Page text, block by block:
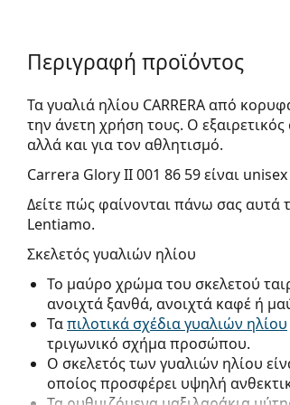
Περιγραφή προϊόντος
Τα γυαλιά ηλίου CARRERA από
την άνετη χρήση τους. Ο
αλλά και για τον αθλητισμό.
Carrera Glory II 001 86 59είναι
Δείτε πώς φαίνονται πάνω σας αυτά
Lentiamo.
Σκελετός γυαλιών ηλίου
Το μαύρο χρώμα του σκελετού
ανοιχτά ξανθά, ανοιχτά καφέ ή
Ταπιλοτικά σχέδια γυαλιών ηλίου
τριγωνικό σχήμα προσώπου.
Ο σκελετός των γυαλιών ηλίου
οποίος προσφέρει υψηλή